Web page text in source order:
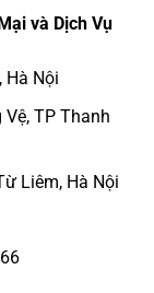
và Dịch Vụ
Nội
TP Thanh
Liêm, Hà Nội